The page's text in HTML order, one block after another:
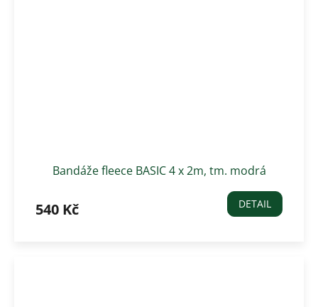
Bandáže fleece BASIC 4 x 2m, tm. modrá
540 Kč DETAIL